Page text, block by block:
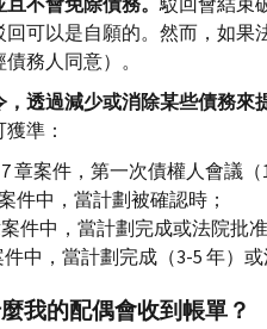
可以是自願的。然而，如
務人同意）。
透過減少或消除某些債務來
準：
章案件，第一次債權人會議（
件中，當計劃被確認時；
件中，當計劃完成或法院批
中，當計劃完成（3-5 年）
我的配偶會收到帳單？